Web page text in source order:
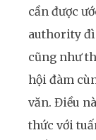
cần được
authority
cũng như
hội đàm
văn. Điều
thức với